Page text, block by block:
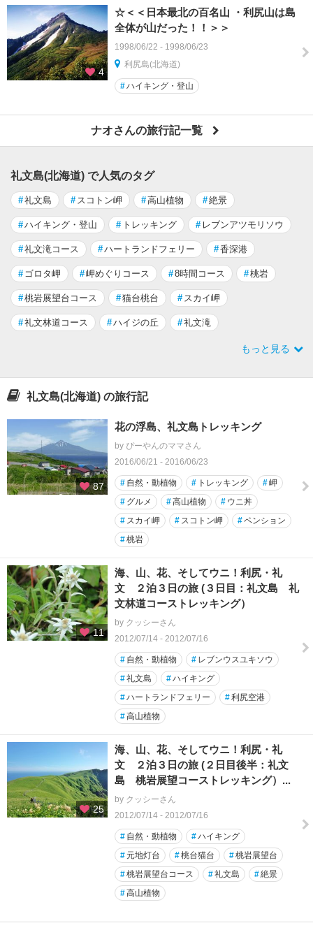
4
☆＜＜日本最北の百名山 ・利尻山は島
全体が山だった！！＞＞
1998/06/22 - 1998/06/23
利尻島(北海道)
#ハイキング・登山
ナオさんの旅行記一覧
礼文島(北海道) で人気のタグ
#礼文島 # スコトン岬 #高山植物 #絶景
#ハイキング・登山 # トレッキング # レブンアツモリソウ
#礼文滝コース #ハートランドフェリー #香深港
# ゴロタ岬 #岬めぐりコース #8時間コース #桃岩
#桃岩展望台コース #猫台桃台 # スカイ岬
#礼文林道コース #ハイジの丘 #礼文滝
もっと見る
礼文島(北海道) の旅行記
87
花の浮島、礼文島トレッキング
by ぴーやんのママさん
2016/06/21 - 2016/06/23
# 自然・動植物 # トレッキング #岬
# グルメ #高山植物 # ウニ丼
# スカイ岬 # スコトン岬 #ペンション
#桃岩
11
海、山、花、そしてウニ！利尻・礼
文 ２泊３日の旅 (３日目：礼文島 礼
文林道コーストレッキング）
by クッシーさん
2012/07/14 - 2012/07/16
# 自然・動植物 # レブンウスユキソウ
#礼文島 #ハイキング
#ハートランドフェリー #利尻空港
#高山植物
25
海、山、花、そしてウニ！利尻・礼
文 ２泊３日の旅 (２日目後半：礼文
島 桃岩展望コーストレッキング）...
by クッシーさん
2012/07/14 - 2012/07/16
# 自然・動植物 #ハイキング
#元地灯台 #桃台猫台 #桃岩展望台
#桃岩展望台コース #礼文島 #絶景
#高山植物